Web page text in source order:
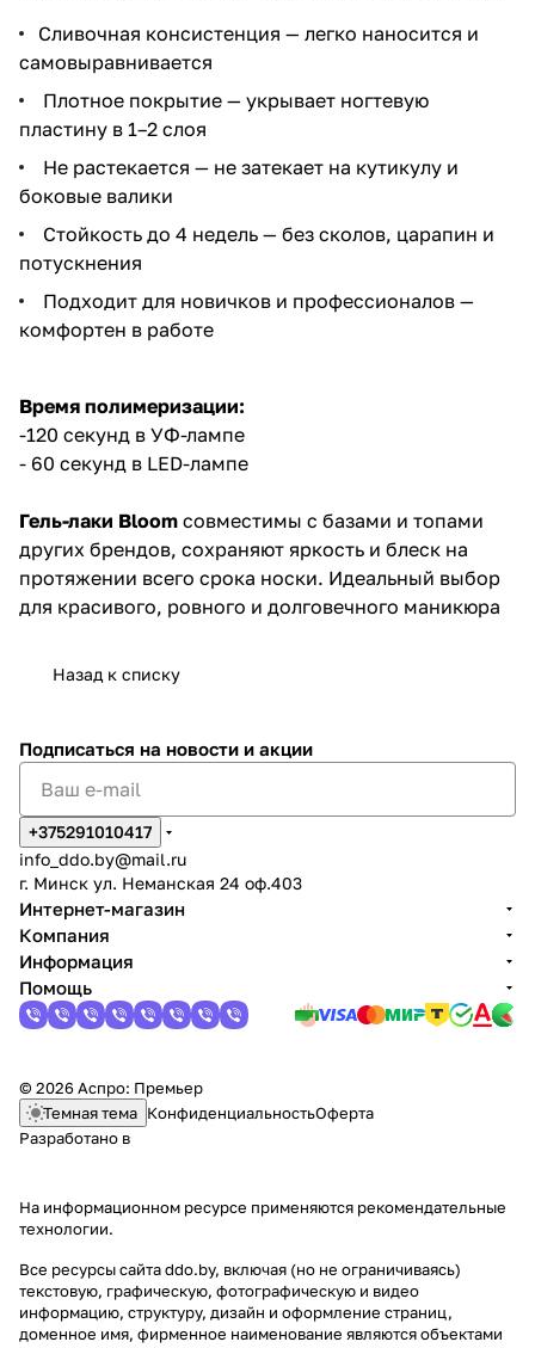
Сливочная консистенция — легко наносится и
самовыравнивается
Плотное покрытие — укрывает ногтевую
пластину в 1–2 слоя
Не растекается — не затекает на кутикулу и
боковые валики
Стойкость до 4 недель — без сколов, царапин и
потускнения
Подходит для новичков и профессионалов —
комфортен в работе
Время полимеризации:
-120 секунд в УФ-лампе
- 60 секунд в LED-лампе
Гель-лаки Bloom совместимы с базами и топами
других брендов, сохраняют яркость и блеск на
протяжении всего срока носки. Идеальный выбор
для красивого, ровного и долговечного маникюра
Назад к списку
Подписаться на новости и акции
+375291010417
info_ddo.by@mail.ru
г. Минск ул. Неманская 24 оф.403
Интернет-магазин
Компания
Информация
Помощь
© 2026 Аспро: Премьер
Темная тема КонфиденциальностьОферта
Разработано в
На информационном ресурсе применяются рекомендательные
технологии.
Все ресурсы сайта ddo.by, включая (но не ограничиваясь)
текстовую, графическую, фотографическую и видео
информацию, структуру, дизайн и оформление страниц,
доменное имя, фирменное наименование являются объектами